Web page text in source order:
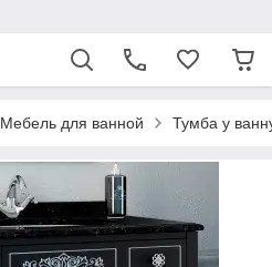
Мебель для ванной Тумба у